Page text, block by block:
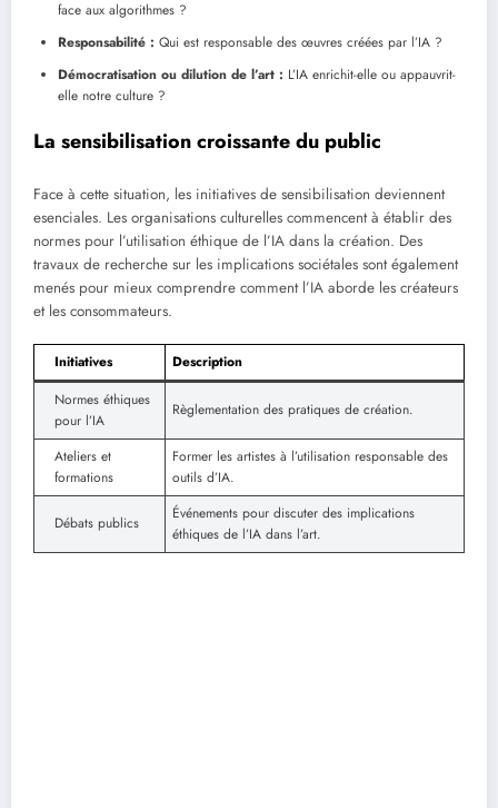
face aux algorithmes ?
Responsabilité : Qui est responsable des œuvres créées par l’IA ?
Démocratisation ou dilution de l’art : L’IA enrichit-elle ou appauvrit-
elle notre culture ?
La sensibilisation croissante du public
Face à cette situation, les initiatives de sensibilisation deviennent
esenciales. Les organisations culturelles commencent à établir des
normes pour l’utilisation éthique de l’IA dans la création. Des
travaux de recherche sur les implications sociétales sont également
menés pour mieux comprendre comment l’IA aborde les créateurs
et les consommateurs.
Initiatives
Description
Normes éthiques
pour l’IA
Règlementation des pratiques de création.
Ateliers et
formations
Former les artistes à l’utilisation responsable des
outils d’IA.
Débats publics
Événements pour discuter des implications
éthiques de l’IA dans l’art.